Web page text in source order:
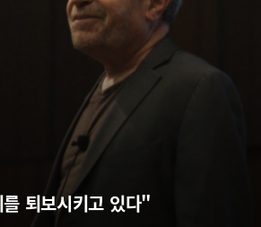
퇴보시키고 있다"